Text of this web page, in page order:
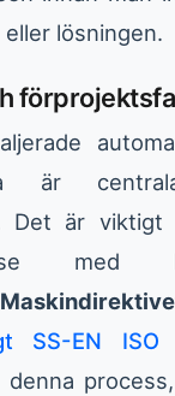
lösningen.
är
Det är viktigt
med
SS-EN ISO
denna